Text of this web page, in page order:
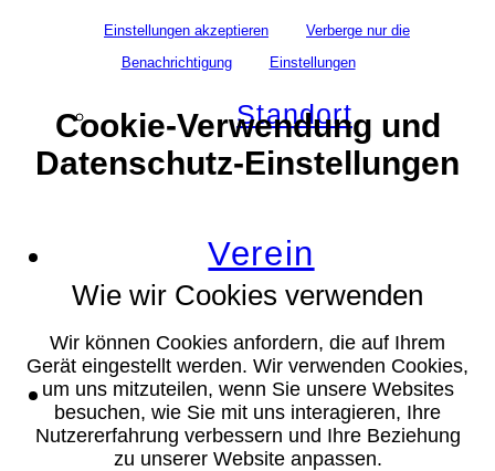
Standort
Verein
Suche
Einstellungen akzeptieren
Verberge nur die
Benachrichtigung
Einstellungen
Cookie-Verwendung und
Datenschutz-Einstellungen
Wie wir Cookies verwenden
Wir können Cookies anfordern, die auf Ihrem
Gerät eingestellt werden. Wir verwenden Cookies,
um uns mitzuteilen, wenn Sie unsere Websites
besuchen, wie Sie mit uns interagieren, Ihre
Nutzererfahrung verbessern und Ihre Beziehung
zu unserer Website anpassen.